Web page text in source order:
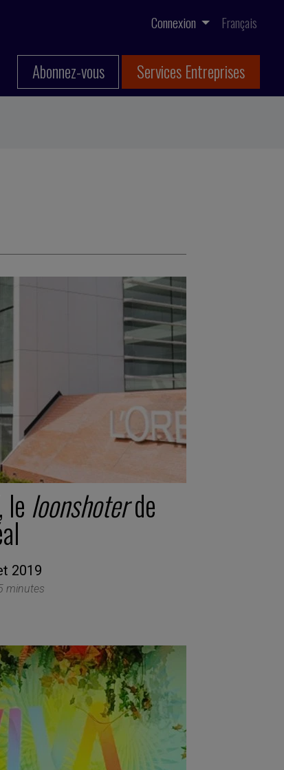
Connexion Français
Abonnez-vous Services Entreprises
le loonshoterde
2019
minutes